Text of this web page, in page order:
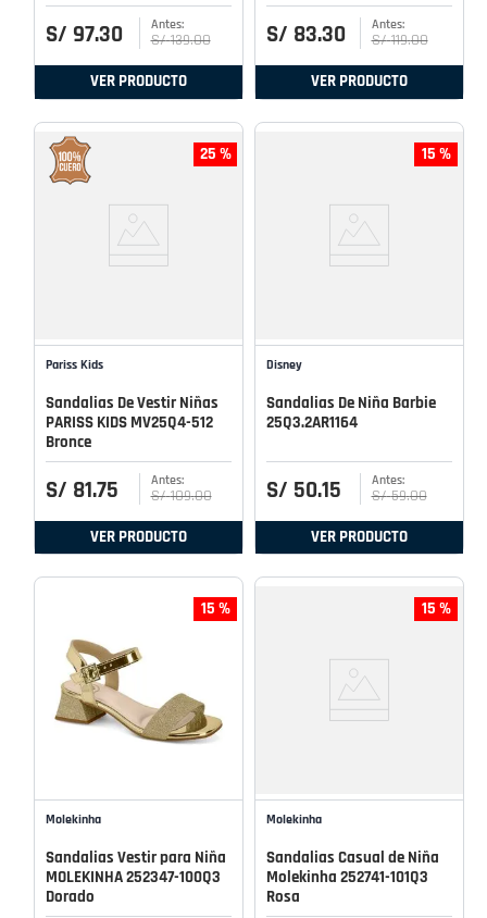
S/ 97.30 S/ 139.00
VER PRODUCTO
S/ 83.30 S/ 119.00
VER PRODUCTO
25 %
Pariss Kids
Sandalias De Vestir Niñas
PARISS KIDS MV25Q4-512
Bronce
S/ 81.75 S/ 109.00
VER PRODUCTO
15 %
Disney
Sandalias De Niña Barbie
25Q3.2AR1164
S/ 50.15 S/ 59.00
VER PRODUCTO
15 %
Molekinha
Sandalias Vestir para Niña
MOLEKINHA 252347-100Q3
Dorado
15 %
Molekinha
Sandalias Casual de Niña
Molekinha 252741-101Q3
Rosa